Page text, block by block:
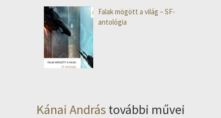
Falak mögött a világ – SF-
antológia
Kánai András további művei